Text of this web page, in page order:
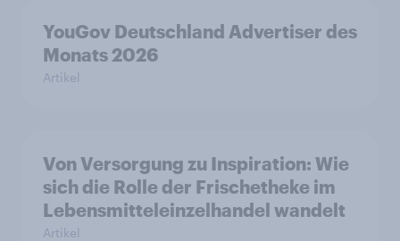
YouGov Deutschland Advertiser des
Monats 2026
Artikel
Von Versorgung zu Inspiration: Wie
sich die Rolle der Frischetheke im
Lebensmitteleinzelhandel wandelt
Artikel